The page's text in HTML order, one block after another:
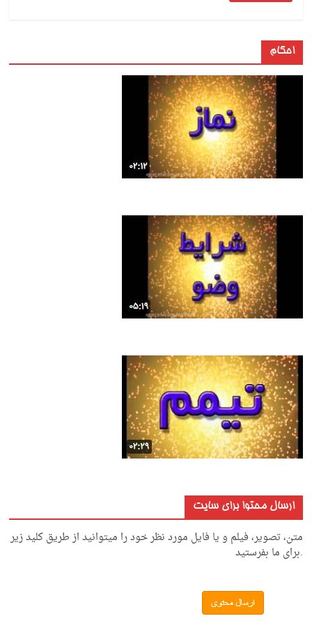
احکام
ارسال محتوا برای سایت
متن، تصویر، فیلم و یا فایل مورد نظر خود را میتوانید از طریق کلید زیر
.برای ما بفرستید